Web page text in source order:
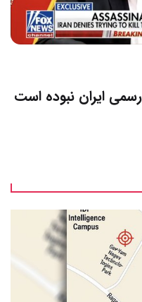
ایران نبوده است